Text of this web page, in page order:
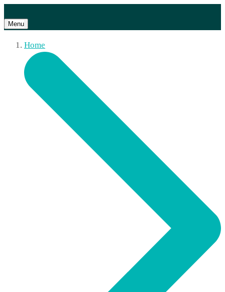
Menu
Home